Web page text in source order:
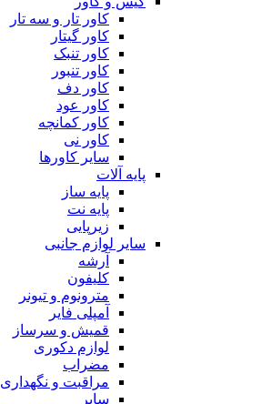
کاور تار و سه تار
کاور گیتار
کاور تنبک
کاور تنبور
کاور دف
کاور عود
کاور کمانچه
کاور نی
سایر کاورها
پایه آلات
پایه ساز
پایه نت
زیرپایی
سایر لوازم جانبی
آرشه
کلیفون
مترونوم و تیونر
آمپلی فایر
قمیش و سرساز
لوازم دکوری
مضراب
مراقبت و نگهداری
سایر